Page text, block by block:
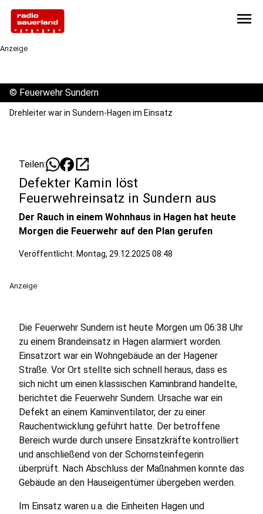
menu
Anzeige
© Feuerwehr Sundern
Drehleiter war in Sundern-Hagen im Einsatz
Teilen: open_in_new
Defekter Kamin löst
Feuerwehreinsatz in Sundern aus
Der Rauch in einem Wohnhaus in Hagen hat heute
Morgen die Feuerwehr auf den Plan gerufen
Veröffentlicht: Montag, 29.12.2025 08:48
Anzeige
Die Feuerwehr Sundern ist heute Morgen um 06:38 Uhr
zu einem Brandeinsatz in Hagen alarmiert worden.
Einsatzort war ein Wohngebäude an der Hagener
Straße. Vor Ort stellte sich schnell heraus, dass es
sich nicht um einen klassischen Kaminbrand handelte,
berichtet die Feuerwehr Sundern. Ursache war ein
Defekt an einem Kaminventilator, der zu einer
Rauchentwicklung geführt hatte. Der betroffene
Bereich wurde durch unsere Einsatzkräfte kontrolliert
und anschließend von der Schornsteinfegerin
überprüft. Nach Abschluss der Maßnahmen konnte das
Gebäude an den Hauseigentümer übergeben werden.
Im Einsatz waren u.a. die Einheiten Hagen und